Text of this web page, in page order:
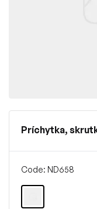
Príchytka,
Code: ND658